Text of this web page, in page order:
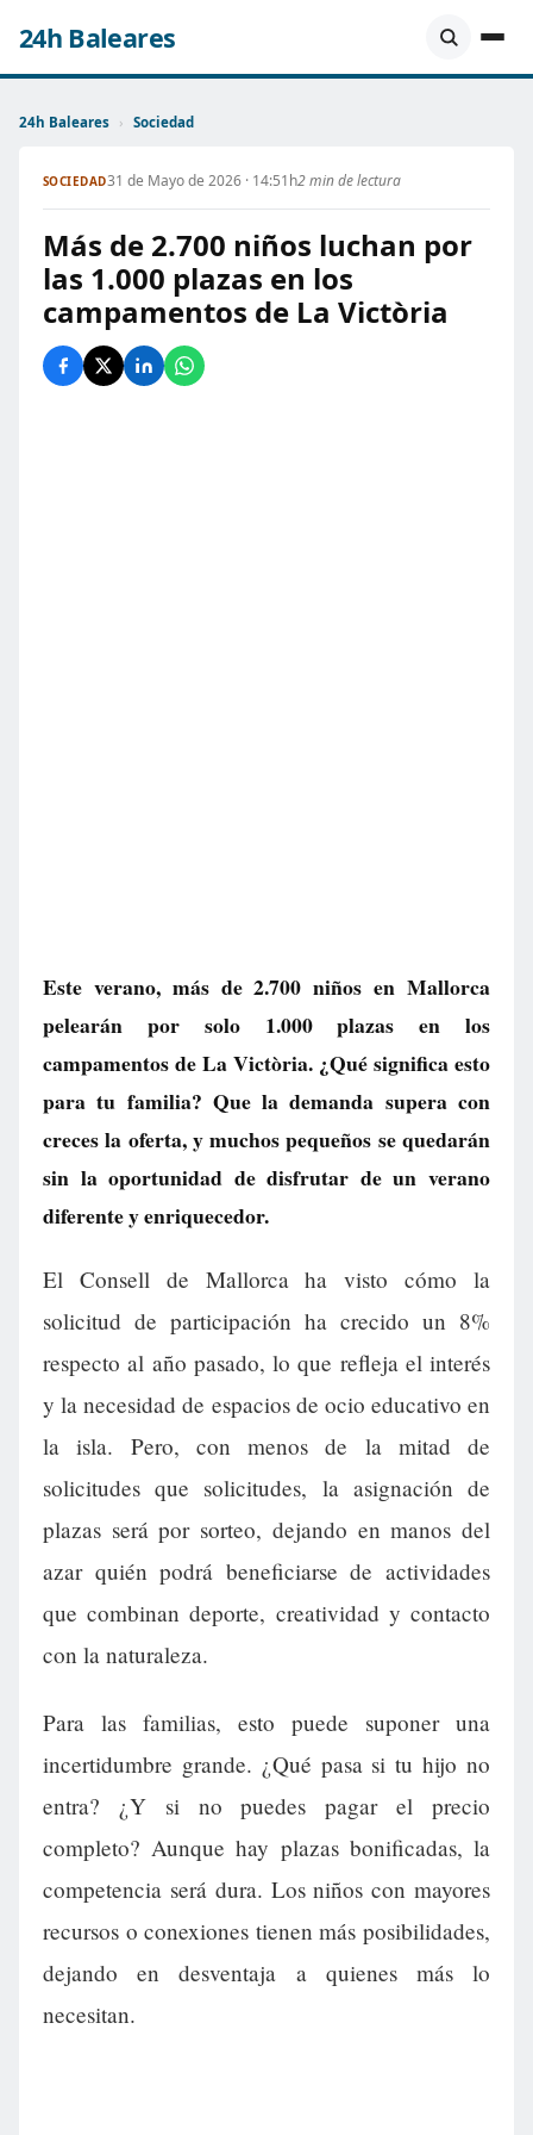
24h Baleares
24h Baleares › Sociedad
SOCIEDAD31 de Mayo de 2026 · 14:51h2 min de lectura
Más de 2.700 niños luchan por
las 1.000 plazas en los
campamentos de La Victòria
Este verano, más de 2.700 niños en Mallorca
pelearán por solo 1.000 plazas en los
campamentos de La Victòria. ¿Qué significa esto
para tu familia? Que la demanda supera con
creces la oferta, y muchos pequeños se quedarán
sin la oportunidad de disfrutar de un verano
diferente y enriquecedor.
El Consell de Mallorca ha visto cómo la
solicitud de participación ha crecido un 8%
respecto al año pasado, lo que refleja el interés
y la necesidad de espacios de ocio educativo en
la isla. Pero, con menos de la mitad de
solicitudes que solicitudes, la asignación de
plazas será por sorteo, dejando en manos del
azar quién podrá beneficiarse de actividades
que combinan deporte, creatividad y contacto
con la naturaleza.
Para las familias, esto puede suponer una
incertidumbre grande. ¿Qué pasa si tu hijo no
entra? ¿Y si no puedes pagar el precio
completo? Aunque hay plazas bonificadas, la
competencia será dura. Los niños con mayores
recursos o conexiones tienen más posibilidades,
dejando en desventaja a quienes más lo
necesitan.